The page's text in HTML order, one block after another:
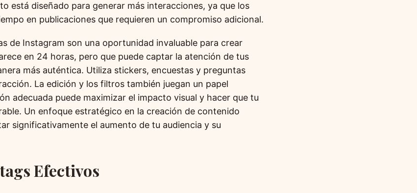
está diseñado para generar más interacciones, ya que los
en publicaciones que requieren un compromiso adicional.
de Instagram son una oportunidad invaluable para crear
en 24 horas, pero que puede captar la atención de tus
más auténtica. Utiliza stickers, encuestas y preguntas
La edición y los filtros también juegan un papel
adecuada puede maximizar el impacto visual y hacer que tu
Un enfoque estratégico en la creación de contenido
significativamente el aumento de tu audiencia y su
Efectivos